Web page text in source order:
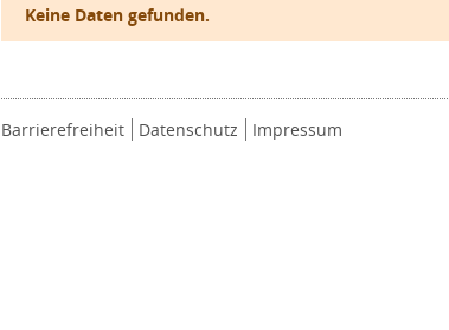
Keine Daten gefunden.
Barrierefreiheit Datenschutz Impressum